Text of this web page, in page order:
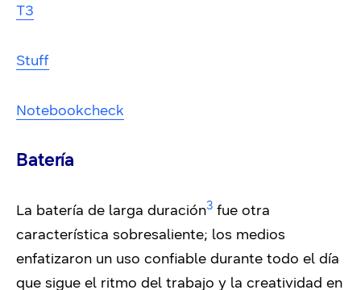
T3
Stuff
Notebookcheck
Batería
La batería de larga duración3 fue otra
característica sobresaliente; los medios
enfatizaron un uso confiable durante todo el día
que sigue el ritmo del trabajo y la creatividad en